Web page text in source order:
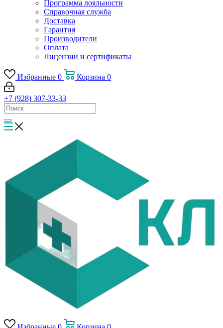
Программа лояльности
Справочная служба
Доставка
Гарантия
Производители
Оплата
Лицензии и сертификаты
Избранные 0 Корзина 0
+7 (928) 307-33-33